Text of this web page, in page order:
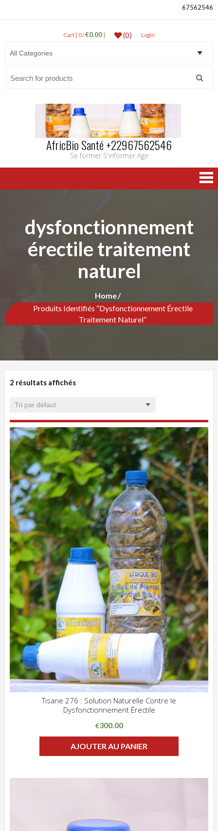
67562546
Cart [ 0 /€0.00] (0) LogIn
AfricBio Santé +22967562546
Se former S'informer Agir
dysfonctionnement
érectile traitement
naturel
Home
Produits Identifiés “dysfonctionnement Érectile
Traitement Naturel”
2 résultats affichés
CLIQUEZ POUR VOIR
ADD WISHLIST
Tisane 276 : Solution Naturelle Contre le
Dysfonctionnement Érectile
€300.00
AJOUTER AU PANIER